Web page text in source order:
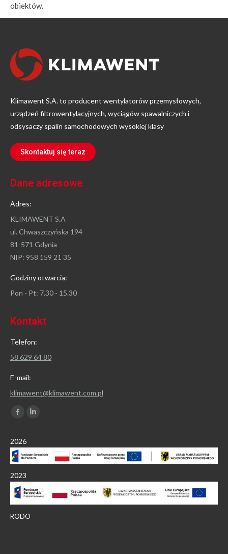
obiektów.
Klimawent S.A. to producent wentylatorów przemysłowych,
urządzeń filtrowentylacyjnych, wyciągów spawalniczych i
odsysaczy spalin samochodowych wysokiej klasy
Skontaktuj się teraz
Dane adresowe
Adres:
KLIMAWENT S.A
ul. Chwaszczyńska 194
81-571 Gdynia
NIP: 958 159 21 35
Godziny otwarcia:
Pon - Pt: 7.30 - 15.30
Kontakt
Telefon:
58 629 64 80
E-mail:
klimawent@klimawent.com.pl
Znajdź nas na:
Facebook
opens
in
window
in
window
2026
2023
RODO